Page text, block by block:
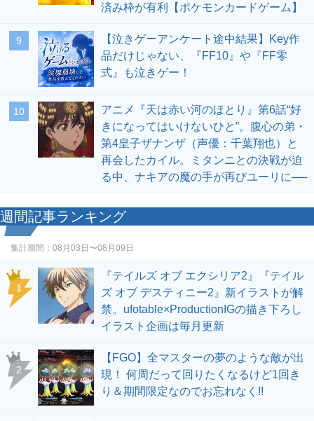
済み枠が有利【ポケモンカードゲーム】
9
【泣きゲーアンケート途中結果】Key作
品だけじゃない、『FF10』や『FF零
式』も泣きゲー！
10
アニメ『天は赤い河のほとり』第6話“好
きになってはいけないひと”。腹心の弟・
第4皇子ザナンザ（声優：千葉翔也）と
再会したカイル。ミタンニとの決戦が迫
る中、ナキアの魔の手が再びユーリに──
週間記事ランキング
集計期間： 08月03日〜08月09日
1
『テイルズ オブ エクシリア2』『テイル
ズ オブ デスティニー2』新イラストが解
禁。ufotable×ProductionIGの描き下ろし
イラスト企画は毎月更新
2
【FGO】全マスターの夢のような敵が出
現！ 何周だって回りたくなるけど1回き
り＆期間限定なのでお忘れなく!!